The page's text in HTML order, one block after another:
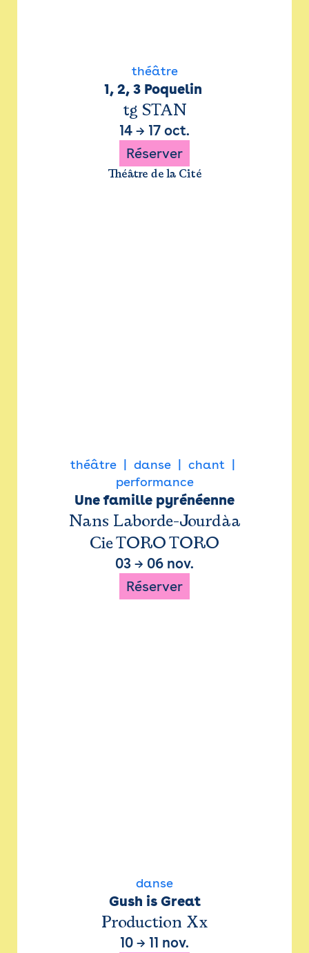
théâtre
1, 2, 3 Poquelin
tg STAN
14 → 17 oct.
Réserver
Théâtre de la Cité
théâtre danse
chant
performance
Une famille pyrénéenne
Nans Laborde-Jourdàa
Cie TORO TORO
03 → 06 nov.
Réserver
danse
Gush is Great
Production Xx
10 → 11 nov.